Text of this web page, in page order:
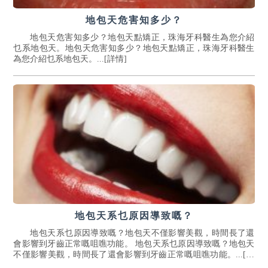
地包天危害知多少？
地包天危害知多少？地包天點矯正，珠海牙科醫生為您介紹
乜系地包天。地包天危害知多少？地包天點矯正，珠海牙科醫生
為您介紹乜系地包天。...[詳情]
地包天系乜原因導致嘅？
地包天系乜原因導致嘅？地包天不僅影響美觀，時間長了還
會影響到牙齒正常嘅咀噍功能。 地包天系乜原因導致嘅？地包天
不僅影響美觀，時間長了還會影響到牙齒正常嘅咀噍功能。...[詳